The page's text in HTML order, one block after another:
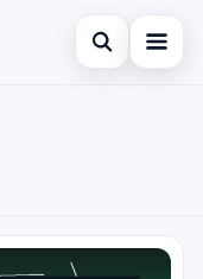
Open search